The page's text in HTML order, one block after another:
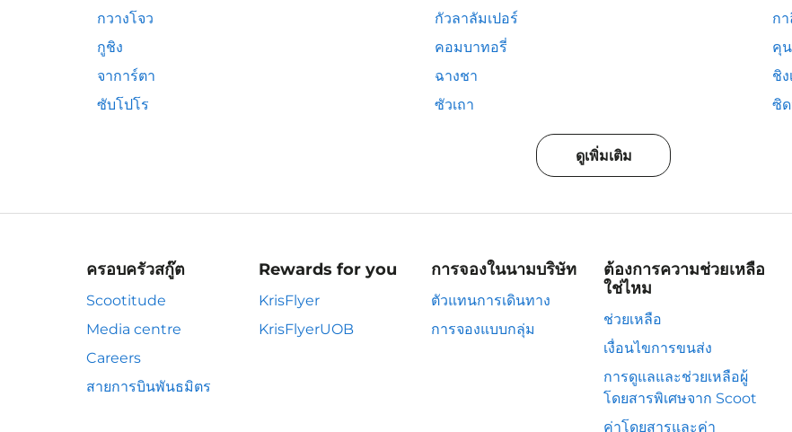
กวางโจว
กัวลาลัมเปอร์
ก
กูชิง
คอมบาทอรี่
คุ
จาการ์ตา
ฉางชา
ชิง
ซับโปโร
ซัวเถา ซิ
ดูเพิ่มเติม
ครอบครัวสกู๊ต
Scootitude
Media centre
Careers
สายการบินพันธมิตร
Rewards for you
KrisFlyer
KrisFlyerUOB
การจองในนามบริษัท
ตัวแทนการเดินทาง
การจองแบบกลุ่ม
ต้องการความช่วยเหลือ
ใช่ไหม
ช่วยเหลือ
เงื่อนไขการขนส่ง
การดูแลและช่วยเหลือผู้
โดยสารพิเศษจาก Scoot
ค่าโดยสารและค่า